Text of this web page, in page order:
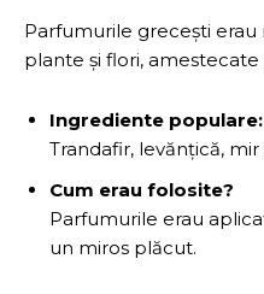
Parfumurile grecești
plante și flori, amestecate
Ingrediente populare:
Trandafir, levănțică, mir
Cum erau folosite?
Parfumurile erau
un miros plăcut.